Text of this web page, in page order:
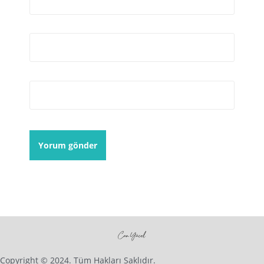
Copyright © 2024. Tüm Hakları Saklıdır.